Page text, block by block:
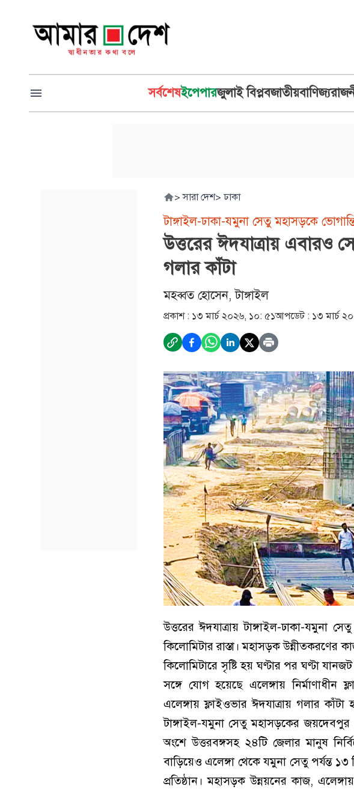
সর্বশেষইপেপারজুলাই বিপ্লবজাতীয়বাণিজ্য
> সারা দেশ> ঢাকা
টাঙ্গাইল-ঢাকা-যমুনা সেতু মহাসড়কে
উত্তরের ঈদযাত্রায় এবারও
গলার কাঁটা
মহব্বত হোসেন, টাঙ্গাইল
প্রকাশ : ১৩ মার্চ ২০২৬, ১০: ৫১আপডেট : ১৩ মার্চ
উত্তরের ঈদযাত্রায় টাঙ্গাইল-ঢাকা-
কিলোমিটার রাস্তা। মহাসড়ক
কিলোমিটারে সৃষ্টি হয় ঘণ্টার পর ঘণ্টা
সঙ্গে যোগ হয়েছে এলেঙ্গায় নির্মাণাধীন
এলেঙ্গায় ফ্লাইওভার ঈদযাত্রায় গলার
টাঙ্গাইল-যমুনা সেতু মহাসড়কের জয়দেবপুর
অংশে উত্তরবঙ্গসহ ২৪টি জেলার মানুষ
বাড়িয়েও এলেঙ্গা থেকে যমুনা সেতু পর্যন্ত
প্রতিষ্ঠান। মহাসড়ক উন্নয়নের কাজ,